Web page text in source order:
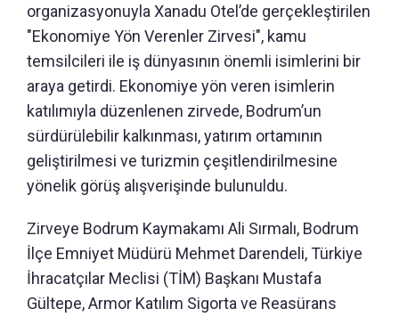
organizasyonuyla Xanadu Otel’de gerçekleştirilen
"Ekonomiye Yön Verenler Zirvesi", kamu
temsilcileri ile iş dünyasının önemli isimlerini bir
araya getirdi. Ekonomiye yön veren isimlerin
katılımıyla düzenlenen zirvede, Bodrum’un
sürdürülebilir kalkınması, yatırım ortamının
geliştirilmesi ve turizmin çeşitlendirilmesine
yönelik görüş alışverişinde bulunuldu.
Zirveye Bodrum Kaymakamı Ali Sırmalı, Bodrum
İlçe Emniyet Müdürü Mehmet Darendeli, Türkiye
İhracatçılar Meclisi (TİM) Başkanı Mustafa
Gültepe, Armor Katılım Sigorta ve Reasürans